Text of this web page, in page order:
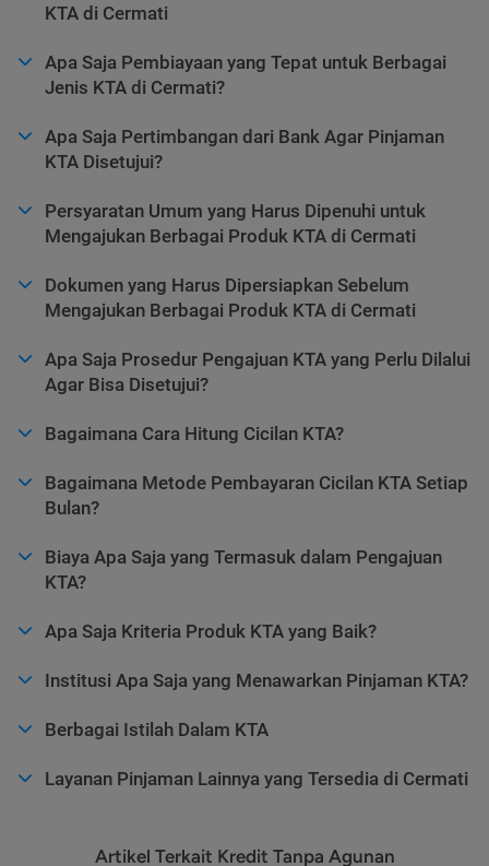
KTA di Cermati
Apa Saja Pembiayaan yang Tepat untuk Berbagai
Jenis KTA di Cermati?
Apa Saja Pertimbangan dari Bank Agar Pinjaman
KTA Disetujui?
Persyaratan Umum yang Harus Dipenuhi untuk
Mengajukan Berbagai Produk KTA di Cermati
Dokumen yang Harus Dipersiapkan Sebelum
Mengajukan Berbagai Produk KTA di Cermati
Apa Saja Prosedur Pengajuan KTA yang Perlu Dilalui
Agar Bisa Disetujui?
Bagaimana Cara Hitung Cicilan KTA?
Bagaimana Metode Pembayaran Cicilan KTA Setiap
Bulan?
Biaya Apa Saja yang Termasuk dalam Pengajuan
KTA?
Apa Saja Kriteria Produk KTA yang Baik?
Institusi Apa Saja yang Menawarkan Pinjaman KTA?
Berbagai Istilah Dalam KTA
Layanan Pinjaman Lainnya yang Tersedia di Cermati
Artikel Terkait Kredit Tanpa Agunan